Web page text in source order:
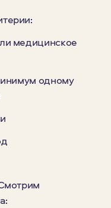
медицинское
одному